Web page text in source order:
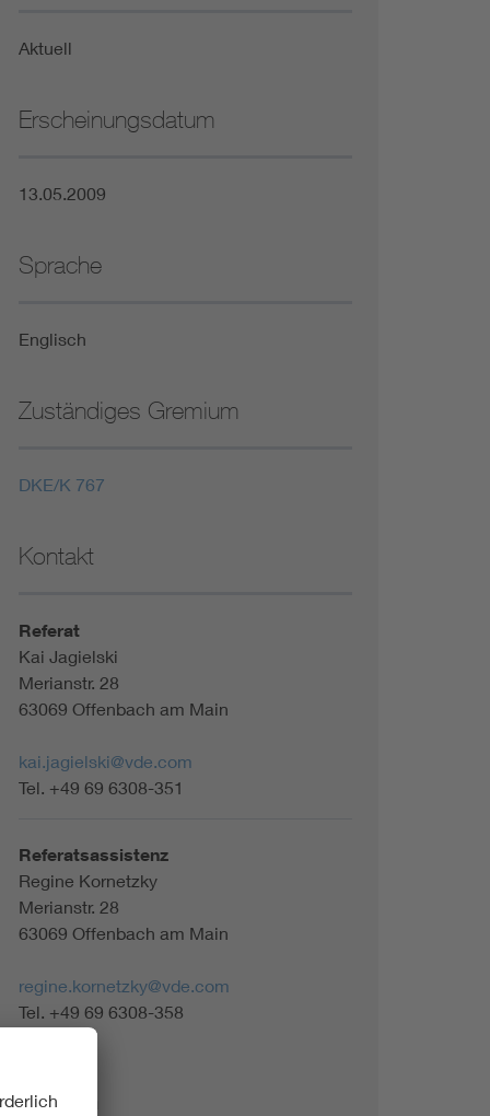
Aktuell
Erscheinungsdatum
13.05.2009
Sprache
Englisch
Zuständiges Gremium
DKE/K 767
Kontakt
Referat
Kai Jagielski
Merianstr. 28
63069 Offenbach am Main
kai.jagielski@vde.com
Tel. +49 69 6308-351
Referatsassistenz
Regine Kornetzky
Merianstr. 28
63069 Offenbach am Main
regine.kornetzky@vde.com
Tel. +49 69 6308-358
Themen